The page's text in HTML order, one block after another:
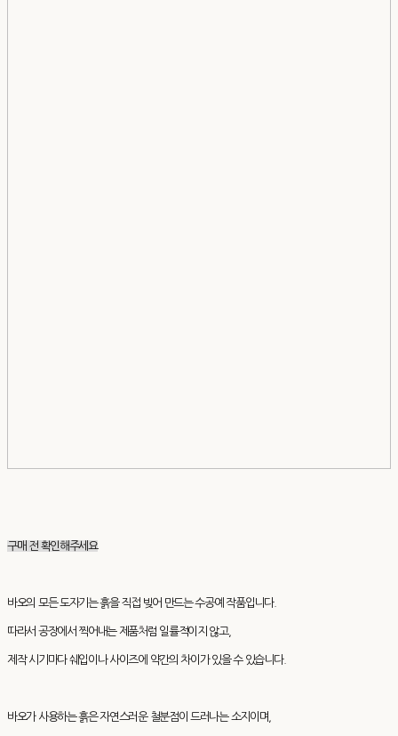
구매 전 확인해주세요
바오의 모든 도자기는 흙을 직접 빚어 만드는 수공예 작품입니다.
따라서 공장에서 찍어내는 제품처럼 일률적이지 않고,
제작 시기마다 쉐입이나 사이즈에 약간의 차이가 있을 수 있습니다.
바오가 사용하는 흙은 자연스러운 철분점이 드러나는 소지이며,